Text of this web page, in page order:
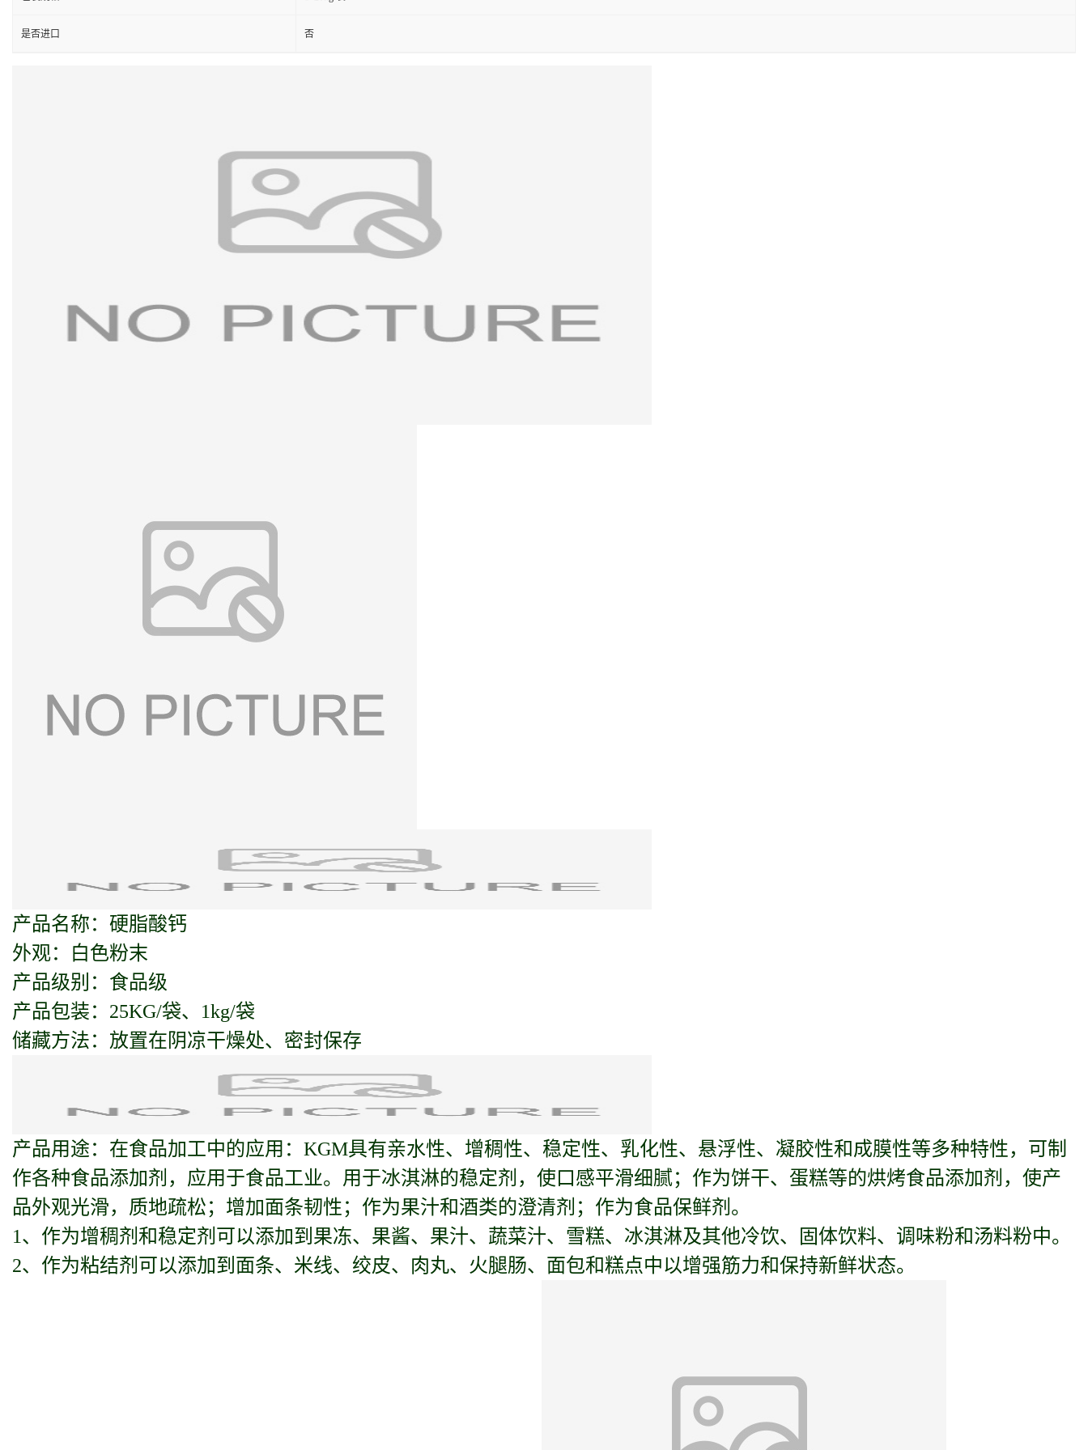
是否进口 否
产品名称：硬脂酸钙
外观：白色粉末
产品级别：食品级
产品包装：25KG/袋、1kg/袋
储藏方法：放置在阴凉干燥处、密封保存
产品用途：在食品加工中的应用：KGM具有亲水性、增稠性、稳定性、乳化性、悬浮性、凝胶性和成膜性等多种特性，可制
作各种食品添加剂，应用于食品工业。用于冰淇淋的稳定剂，使口感平滑细腻；作为饼干、蛋糕等的烘烤食品添加剂，使产
品外观光滑，质地疏松；增加面条韧性；作为果汁和酒类的澄清剂；作为食品保鲜剂。
1、作为增稠剂和稳定剂可以添加到果冻、果酱、果汁、蔬菜汁、雪糕、冰淇淋及其他冷饮、固体饮料、调味粉和汤料粉中。
2、作为粘结剂可以添加到面条、米线、绞皮、肉丸、火腿肠、面包和糕点中以增强筋力和保持新鲜状态。